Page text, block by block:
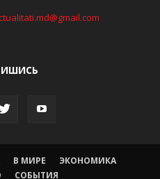
В МИРЕ
ЭКОНОМИКА
СОБЫТИЯ